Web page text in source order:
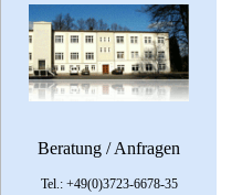
Beratung / Anfragen
Tel.: +49(0)3723-6678-35